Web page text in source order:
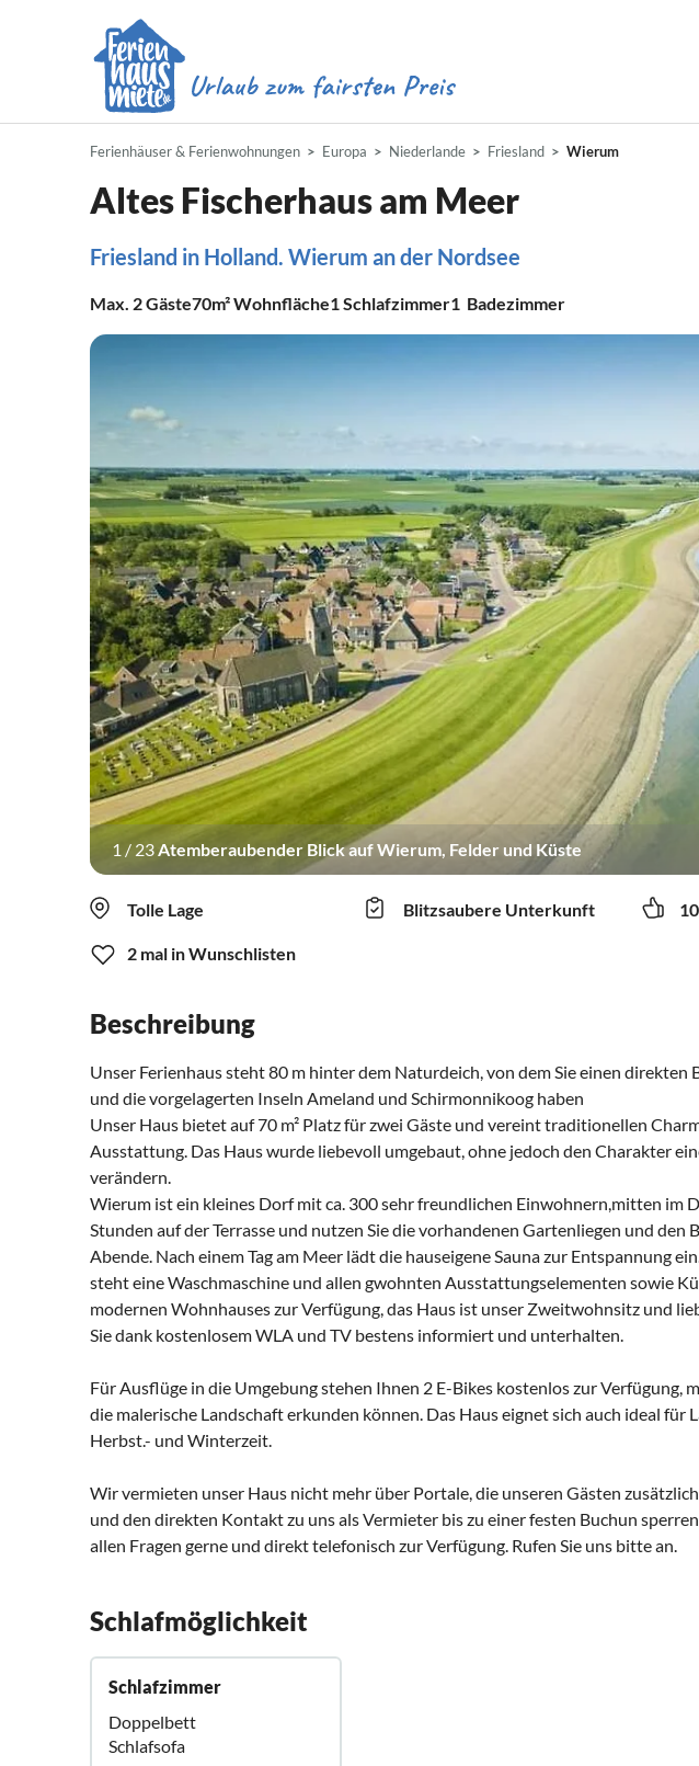
Ferienhäuser & Ferienwohnungen Europa Niederlande Friesland Wierum
Altes Fischerhaus am Meer
Friesland in Holland. Wierum an der Nordsee
Max. 2Gäste70m²Wohnfläche1Schlafzimmer1 Badezimmer
1 / 23Atemberaubender Blick auf Wierum, Felder und Küste
Tolle Lage Blitzsaubere Unterkunft
2 mal in Wunschlisten
Beschreibung
Unser Ferienhaus steht 80 m hinter dem Naturdeich, von dem Sie einen direkten
und die vorgelagerten Inseln Ameland und Schirmonnikoog haben
Unser Haus bietet auf 70 m² Platz für zwei Gäste und vereint traditionellen
Ausstattung. Das Haus wurde liebevoll umgebaut, ohne jedoch den Charakter
verändern.
Wierum ist ein kleines Dorf mit ca. 300 sehr freundlichen Einwohnern,mitten im
Stunden auf der Terrasse und nutzen Sie die vorhandenen Gartenliegen und den
Abende. Nach einem Tag am Meer lädt die hauseigene Sauna zur Entspannung
steht eine Waschmaschine und allen gwohnten Ausstattungselementen sowie
modernen Wohnhauses zur Verfügung, das Haus ist unser Zweitwohnsitz und
Sie dank kostenlosem WLA und TV bestens informiert und unterhalten.
Für Ausflüge in die Umgebung stehen Ihnen 2 E-Bikes kostenlos zur Verfügung,
die malerische Landschaft erkunden können. Das Haus eignet sich auch ideal für
Herbst.- und Winterzeit.
Wir vermieten unser Haus nicht mehr über Portale, die unseren Gästen
und den direkten Kontakt zu uns als Vermieter bis zu einer festen Buchun
allen Fragen gerne und direkt telefonisch zur Verfügung. Rufen Sie uns bitte an.
Schlafmöglichkeit
Schlafzimmer
Doppelbett
Schlafsofa